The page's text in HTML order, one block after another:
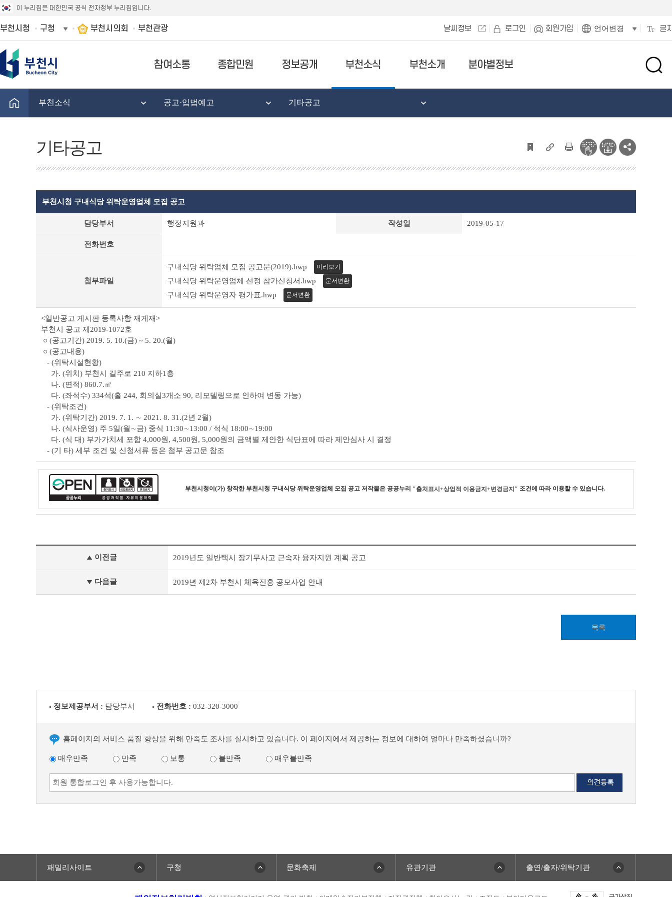
이 누리집은 대한민국 공식 전자정부 누리집입니다.
부천시청 구청 부천시의회 부천관광 날씨정보 로그인 회원가입 언어변경 글
참여소통 종합민원 정보공개 부천소식 부천소개 분야별정보
검
창
부천소식 공고·입법예고 기타공고
기타공고
상
부천시청 구내식당 위탁운영업체 모집 공고
담당부서 행정지원과 작성일 2019-05-17
전화번호
첨부파일
구내식당 위탁업체 모집 공고문(2019).hwp 미리보기
구내식당 위탁운영업체 선정 참가신청서.hwp 문서변환
구내식당 위탁운영자 평가표.hwp 문서변환
<일반공고 게시판 등록사항 재게재>
부천시 공고 제2019-1072호
○ (공고기간) 2019. 5. 10.(금) ~ 5. 20.(월)
○ (공고내용)
- (위탁시설현황)
가. (위치) 부천시 길주로 210 지하1층
나. (면적) 860.7.㎡
다. (좌석수) 334석(홀 244, 회의실3개소 90, 리모델링으로 인하여 변동 가능)
- (위탁조건)
가. (위탁기간) 2019. 7. 1. ∼ 2021. 8. 31.(2년 2월)
나. (식사운영) 주 5일(월∼금) 중식 11:30∼13:00 / 석식 18:00∼19:00
다. (식 대) 부가가치세 포함 4,000원, 4,500원, 5,000원의 금액별 제안한 식단표에 따라 제안심사 시 결정
- (기 타) 세부 조건 및 신청서류 등은 첨부 공고문 참조
부천시청이(가) 창작한 부천시청 구내식당 위탁운영업체 모집 공고저작물은 공공누리 "출처표시+상업적 이용금지+변경금지" 조건에 따라 이용할 수 있습니다.
공
전
이전글 2019년도 일반택시 장기무사고 근속자 융자지원 계획 공고
다음글 2019년 제2차 부천시 체육진흥 공모사업 안내
목록
정보제공부서 : 담당부서 전화번호 : 032-320-3000
홈페이지의 서비스 품질 향상을 위해 만족도 조사를 실시하고 있습니다. 이 페이지에서 제공하는 정보에 대하여 얼마나 만족하셨습니까?
매우만족 만족 보통 불만족 매우불만족
패밀리사이트 구청 문화축제 유관기관 출연/출자/위탁기관